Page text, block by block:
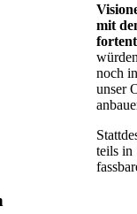
mit
noch
unser
teils in